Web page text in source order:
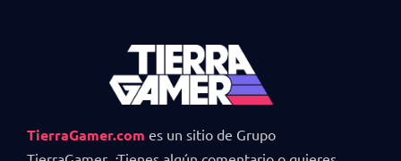
TierraGamer.com es un sitio de Grupo